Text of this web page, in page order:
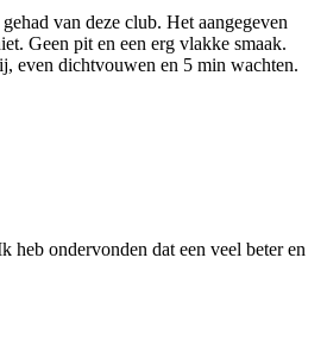
van deze club. Het aangegeven
Geen pit en een erg vlakke smaak.
even dichtvouwen en 5 min wachten.
heb ondervonden dat een veel beter en